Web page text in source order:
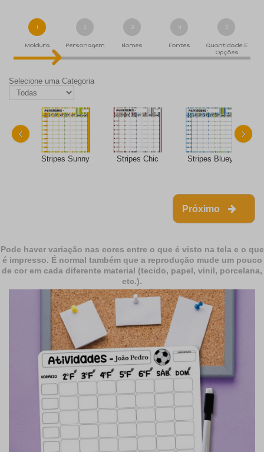
1
Moldura
2
Personagem
3
Nomes
4
Fontes
5
Quantidade E
Opções
Selecione uma Categoria
Stripes Sunny Stripes Chic Stripes Bluey
‹ ›
Próximo
Pode haver variação nas cores entre o que é visto na tela e o que
é impresso. É normal também que a reprodução mude um pouco
de cor em cada diferente material (tecido, papel, vinil, porcelana,
etc.).